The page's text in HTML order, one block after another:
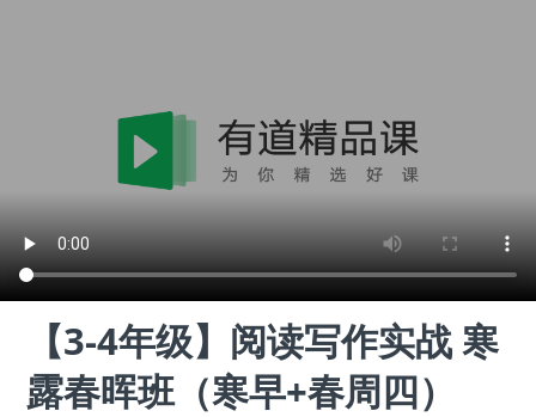
【3-4年级】阅读写作实战 寒
露春晖班（寒早+春周四）